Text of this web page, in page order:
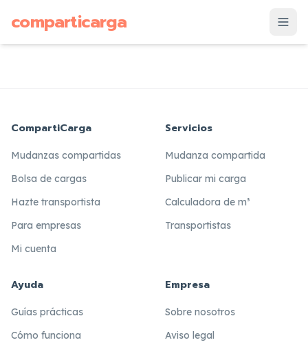
comparticarga
CompartiCarga
Mudanzas compartidas
Bolsa de cargas
Hazte transportista
Para empresas
Mi cuenta
Servicios
Mudanza compartida
Publicar mi carga
Calculadora de m³
Transportistas
Ayuda
Guías prácticas
Cómo funciona
Empresa
Sobre nosotros
Aviso legal